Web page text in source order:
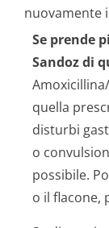
nuovamente
Se prende
Sandoz di
quella
disturbi
o
possibile.
o il flacone,